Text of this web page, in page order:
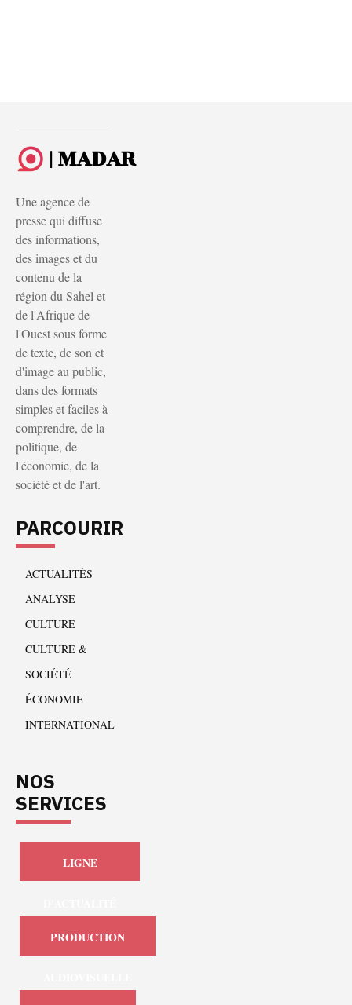
| MADAR
Une agence de
presse qui diffuse
des informations,
des images et du
contenu de la
région du Sahel et
de l'Afrique de
l'Ouest sous forme
de texte, de son et
d'image au public,
dans des formats
simples et faciles à
comprendre, de la
politique, de
l'économie, de la
société et de l'art.
PARCOURIR
ACTUALITÉS
ANALYSE
CULTURE
CULTURE &
SOCIÉTÉ
ÉCONOMIE
INTERNATIONAL
NOS
SERVICES
LIGNE
PRODUCTION